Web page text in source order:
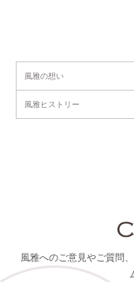
風雅の想い
風雅ヒストリー
風雅へのご意見やご質問